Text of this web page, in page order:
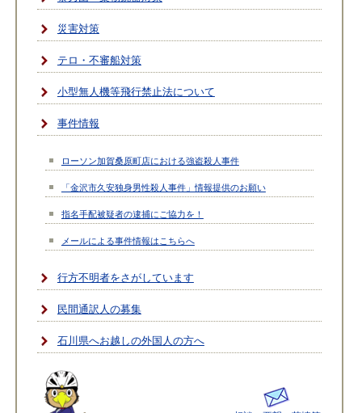
災害対策
テロ・不審船対策
小型無人機等飛行禁止法について
事件情報
ローソン加賀桑原町店における強盗殺人事件
「金沢市久安独身男性殺人事件」情報提供のお願い
指名手配被疑者の逮捕にご協力を！
メールによる事件情報はこちらへ
行方不明者をさがしています
民間通訳人の募集
石川県へお越しの外国人の方へ